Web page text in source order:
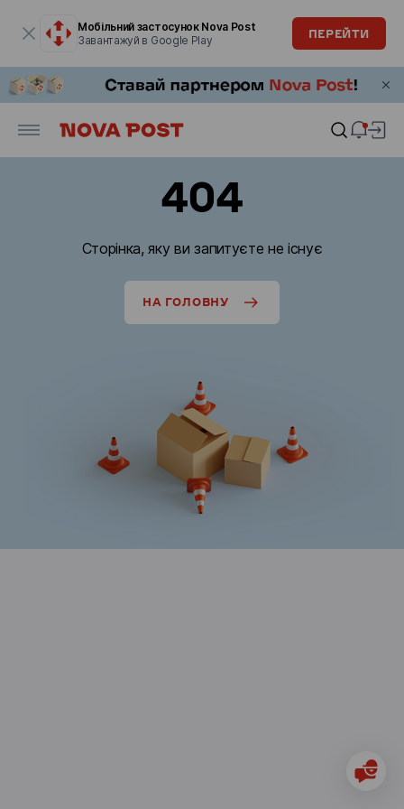
Мобільний застосунок Nova Post
Завантажуй в Google Play
ПЕРЕЙТИ
404
Сторінка, яку ви запитуєте не існує
НА ГОЛОВНУ